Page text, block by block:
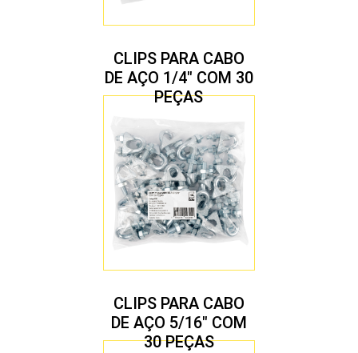
CLIPS PARA CABO
DE AÇO 1/4″ COM 30
PEÇAS
CLIPS PARA CABO
DE AÇO 5/16″ COM
30 PEÇAS